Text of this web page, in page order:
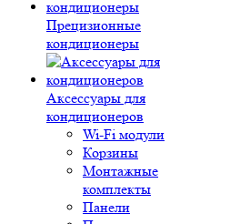
Прецизионные
кондиционеры
Аксессуары для
кондиционеров
Wi-Fi модули
Корзины
Монтажные
комплекты
Панели